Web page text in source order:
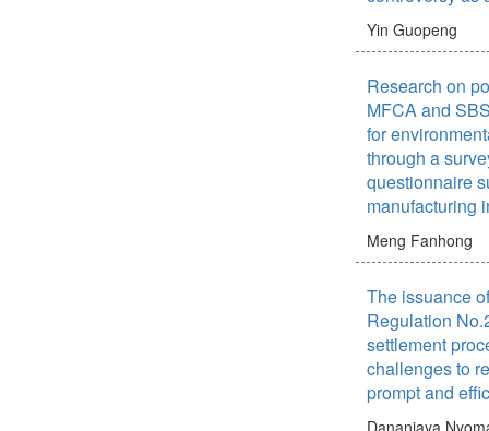
Yin Guopeng
Research on
MFCA and
for
through a
questionnaire
manufacturing
Meng Fanhong
The issuance
Regulation
settlement
challenges to
prompt and
Dananjaya